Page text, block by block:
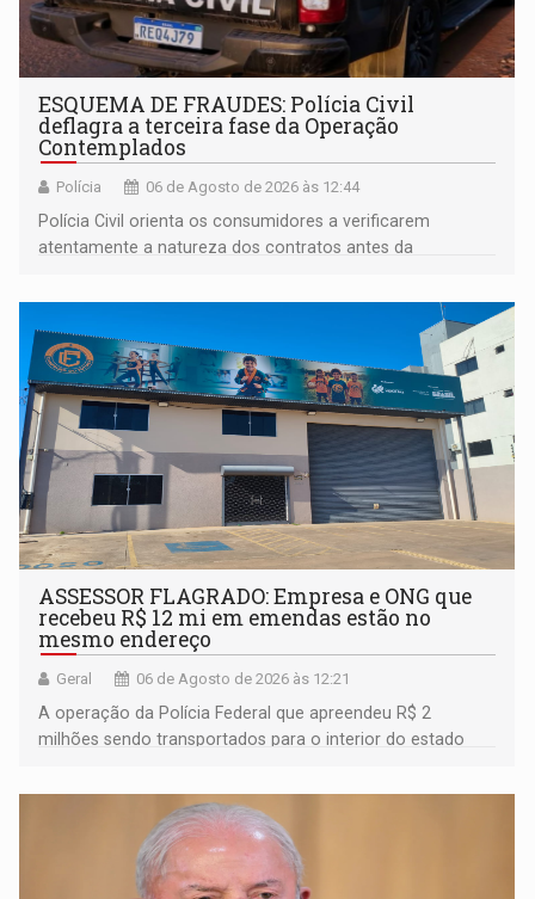
ESQUEMA DE FRAUDES: Polícia Civil
deflagra a terceira fase da Operação
Contemplados
Polícia 06 de Agosto de 2026 às 12:44
Polícia Civil orienta os consumidores a verificarem
atentamente a natureza dos contratos antes da
ASSESSOR FLAGRADO: Empresa e ONG que
recebeu R$ 12 mi em emendas estão no
mesmo endereço
Geral 06 de Agosto de 2026 às 12:21
A operação da Polícia Federal que apreendeu R$ 2
milhões sendo transportados para o interior do estado
ligação do suspeito com um deputado federal do União
Brasil por Rondônia